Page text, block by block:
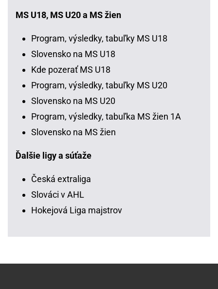
MS U18, MS U20 a MS žien
Program, výsledky, tabuľky MS U18
Slovensko na MS U18
Kde pozerať MS U18
Program, výsledky, tabuľky MS U20
Slovensko na MS U20
Program, výsledky, tabuľka MS žien 1A
Slovensko na MS žien
Ďalšie ligy a súťaže
Česká extraliga
Slováci v AHL
Hokejová Liga majstrov